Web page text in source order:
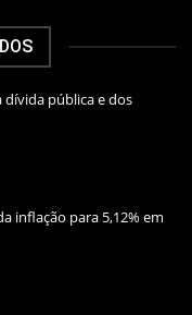
pública e dos
inflação para 5,12% em